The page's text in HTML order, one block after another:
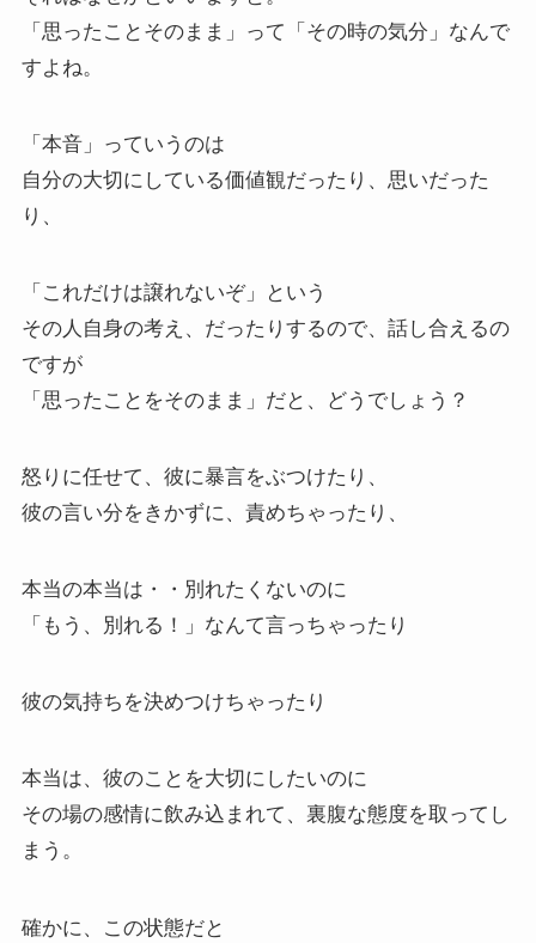
「思ったことそのまま」って「その時の気分」なんで
すよね。
「本音」っていうのは
自分の大切にしている価値観だったり、思いだった
り、
「これだけは譲れないぞ」という
その人自身の考え、だったりするので、話し合えるの
ですが
「思ったことをそのまま」だと、どうでしょう？
怒りに任せて、彼に暴言をぶつけたり、
彼の言い分をきかずに、責めちゃったり、
本当の本当は・・別れたくないのに
「もう、別れる！」なんて言っちゃったり
彼の気持ちを決めつけちゃったり
本当は、彼のことを大切にしたいのに
その場の感情に飲み込まれて、裏腹な態度を取ってし
まう。
確かに、この状態だと